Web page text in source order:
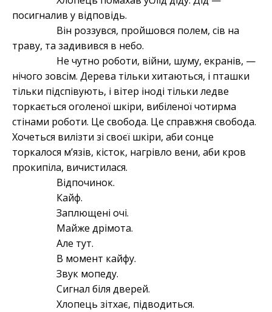
посигналив у відповідь.
Він роззувся, пройшовся полем, сів на
траву, та задивився в небо.
Не чутно роботи, війни, шуму, екранів, —
нічого зовсім. Дерева тільки хитаються, і пташки
тільки підспівують, і вітер іноді тільки ледве
торкається оголеної шкіри, вибіленої чотирма
стінами роботи. Це свобода. Це справжня свобода.
Хочеться вилізти зі своєї шкіри, аби сонце
торкалося мʼязів, кісток, нагрівло вени, аби кров
прокипіла, вичистилася.
Відпочинок.
Кайф.
Заплющені очі.
Майже дрімота.
Але тут.
В момент кайфу.
Звук мопеду.
Сигнал біля дверей.
Хлопець зітхає, підводиться.